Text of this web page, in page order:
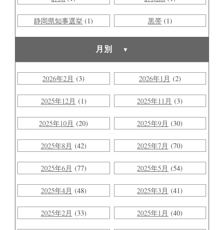
静岡県知事選挙 (1) 黒帯(1)
月別
2026年2月 (3) 2026年1月 (2)
2025年12月 (1) 2025年11月 (3)
2025年10月 (20) 2025年9月 (30)
2025年8月 (42) 2025年7月 (70)
2025年6月 (77) 2025年5月 (54)
2025年4月 (48) 2025年3月 (41)
2025年2月 (33) 2025年1月 (40)